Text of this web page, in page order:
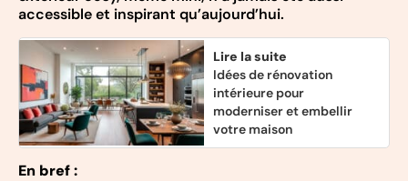
accessible et inspirant qu’aujourd’hui.
Lire la suite
Idées de rénovation
intérieure pour
moderniser et embellir
votre maison
En bref :